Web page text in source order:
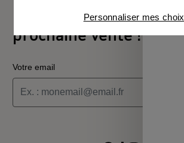
Ne manquez pas votre
prochaine vente !
Votre email
Personnaliser mes choix